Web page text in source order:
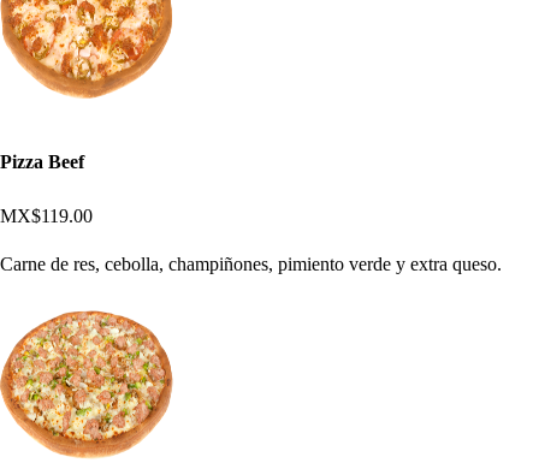
Pizza Beef
MX$119.00
Carne de res, cebolla, champiñones, pimiento verde y extra queso.